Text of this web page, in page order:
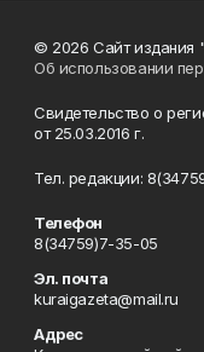
© 2026 Сайт издания
Об использовании
Свидетельство о
от 25.03.2016 г.
Тел. редакции:
Телефон
8(34759)7-35-05
Эл. почта
kuraigazeta@mail.ru
Адрес